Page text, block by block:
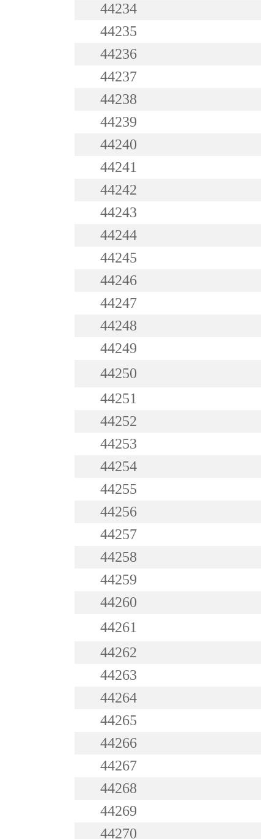
44234
44235
44236
44237
44238
44239
44240
44241
44242
44243
44244
44245
44246
44247
44248
44249
44250
44251
44252
44253
44254
44255
44256
44257
44258
44259
44260
44261
44262
44263
44264
44265
44266
44267
44268
44269
44270